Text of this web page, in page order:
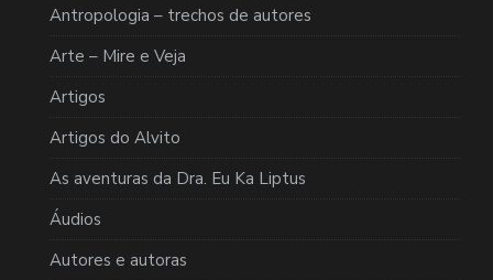
Antropologia – trechos de autores
Arte – Mire e Veja
Artigos
Artigos do Alvito
As aventuras da Dra. Eu Ka Liptus
Áudios
Autores e autoras